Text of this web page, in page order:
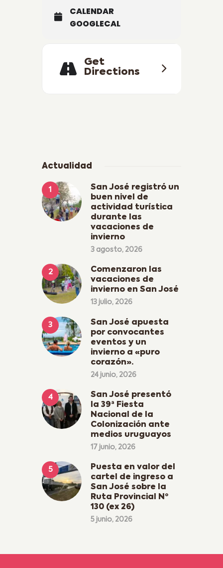
previo aviso///
CALENDAR
GOOGLECAL
Get
Directions
Actualidad
San José registró un
buen nivel de
actividad turística
durante las
vacaciones de
invierno
3 agosto, 2026
Comenzaron las
vacaciones de
invierno en San José
13 julio, 2026
San José apuesta
por convocantes
eventos y un
invierno a «puro
corazón».
24 junio, 2026
San José presentó
la 39ª Fiesta
Nacional de la
Colonización ante
medios uruguayos
17 junio, 2026
Puesta en valor del
cartel de ingreso a
San José sobre la
Ruta Provincial Nº
130 (ex 26)
5 junio, 2026